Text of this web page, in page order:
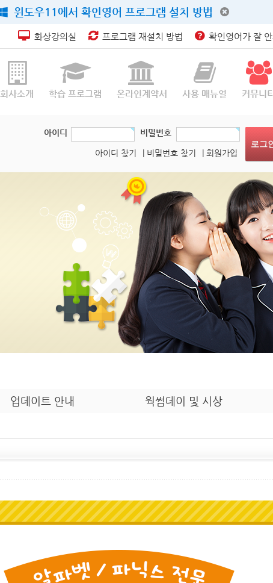
윈도우11에서 확인영어 프로그램 설치 방법
화상강의실 프로그램 재설치 방법 확인영어가 잘 안
회사소개 학습 프로그램 온라인계약서 사용 매뉴얼 커뮤니티
아이디 비밀번호
아이디 찾기 | 비밀번호 찾기 | 회원가입
업데이트 안내 웍썸데이 및 시상